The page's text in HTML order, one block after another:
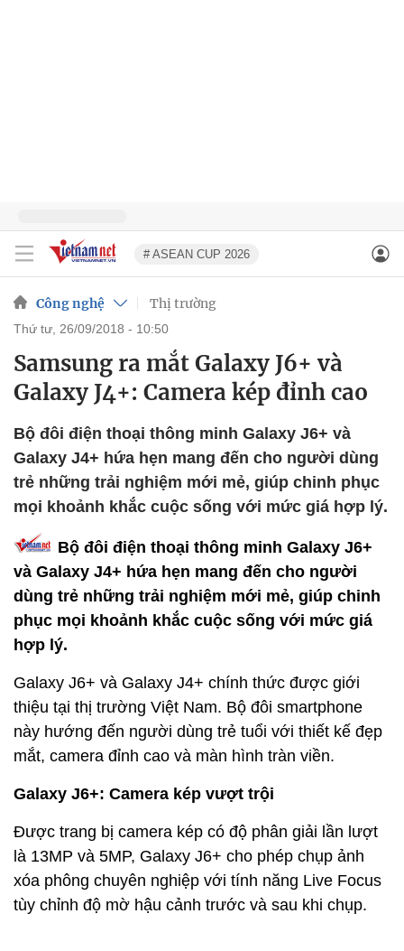
# ASEAN CUP 2026
Công nghệ Thị trường
thứ tư, 26/09/2018 - 10:50
Samsung ra mắt Galaxy J6+ và
Galaxy J4+: Camera kép đỉnh cao
Bộ đôi điện thoại thông minh Galaxy J6+ và
Galaxy J4+ hứa hẹn mang đến cho người dùng
trẻ những trải nghiệm mới mẻ, giúp chinh phục
mọi khoảnh khắc cuộc sống với mức giá hợp lý.
Bộ đôi điện thoại thông minh Galaxy J6+
và Galaxy J4+ hứa hẹn mang đến cho người
dùng trẻ những trải nghiệm mới mẻ, giúp chinh
phục mọi khoảnh khắc cuộc sống với mức giá
hợp lý.
Galaxy J6+ và Galaxy J4+ chính thức được giới
thiệu tại thị trường Việt Nam. Bộ đôi smartphone
này hướng đến người dùng trẻ tuổi với thiết kế đẹp
mắt, camera đỉnh cao và màn hình tràn viền.
Galaxy J6+: Camera kép vượt trội
Được trang bị camera kép có độ phân giải lần lượt
là 13MP và 5MP, Galaxy J6+ cho phép chụp ảnh
xóa phông chuyên nghiệp với tính năng Live Focus
tùy chỉnh độ mờ hậu cảnh trước và sau khi chụp.